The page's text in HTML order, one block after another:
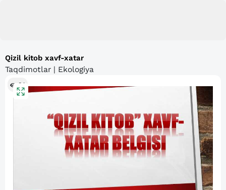
Qizil kitob xavf-xatar
Taqdimotlar | Ekologiya
84